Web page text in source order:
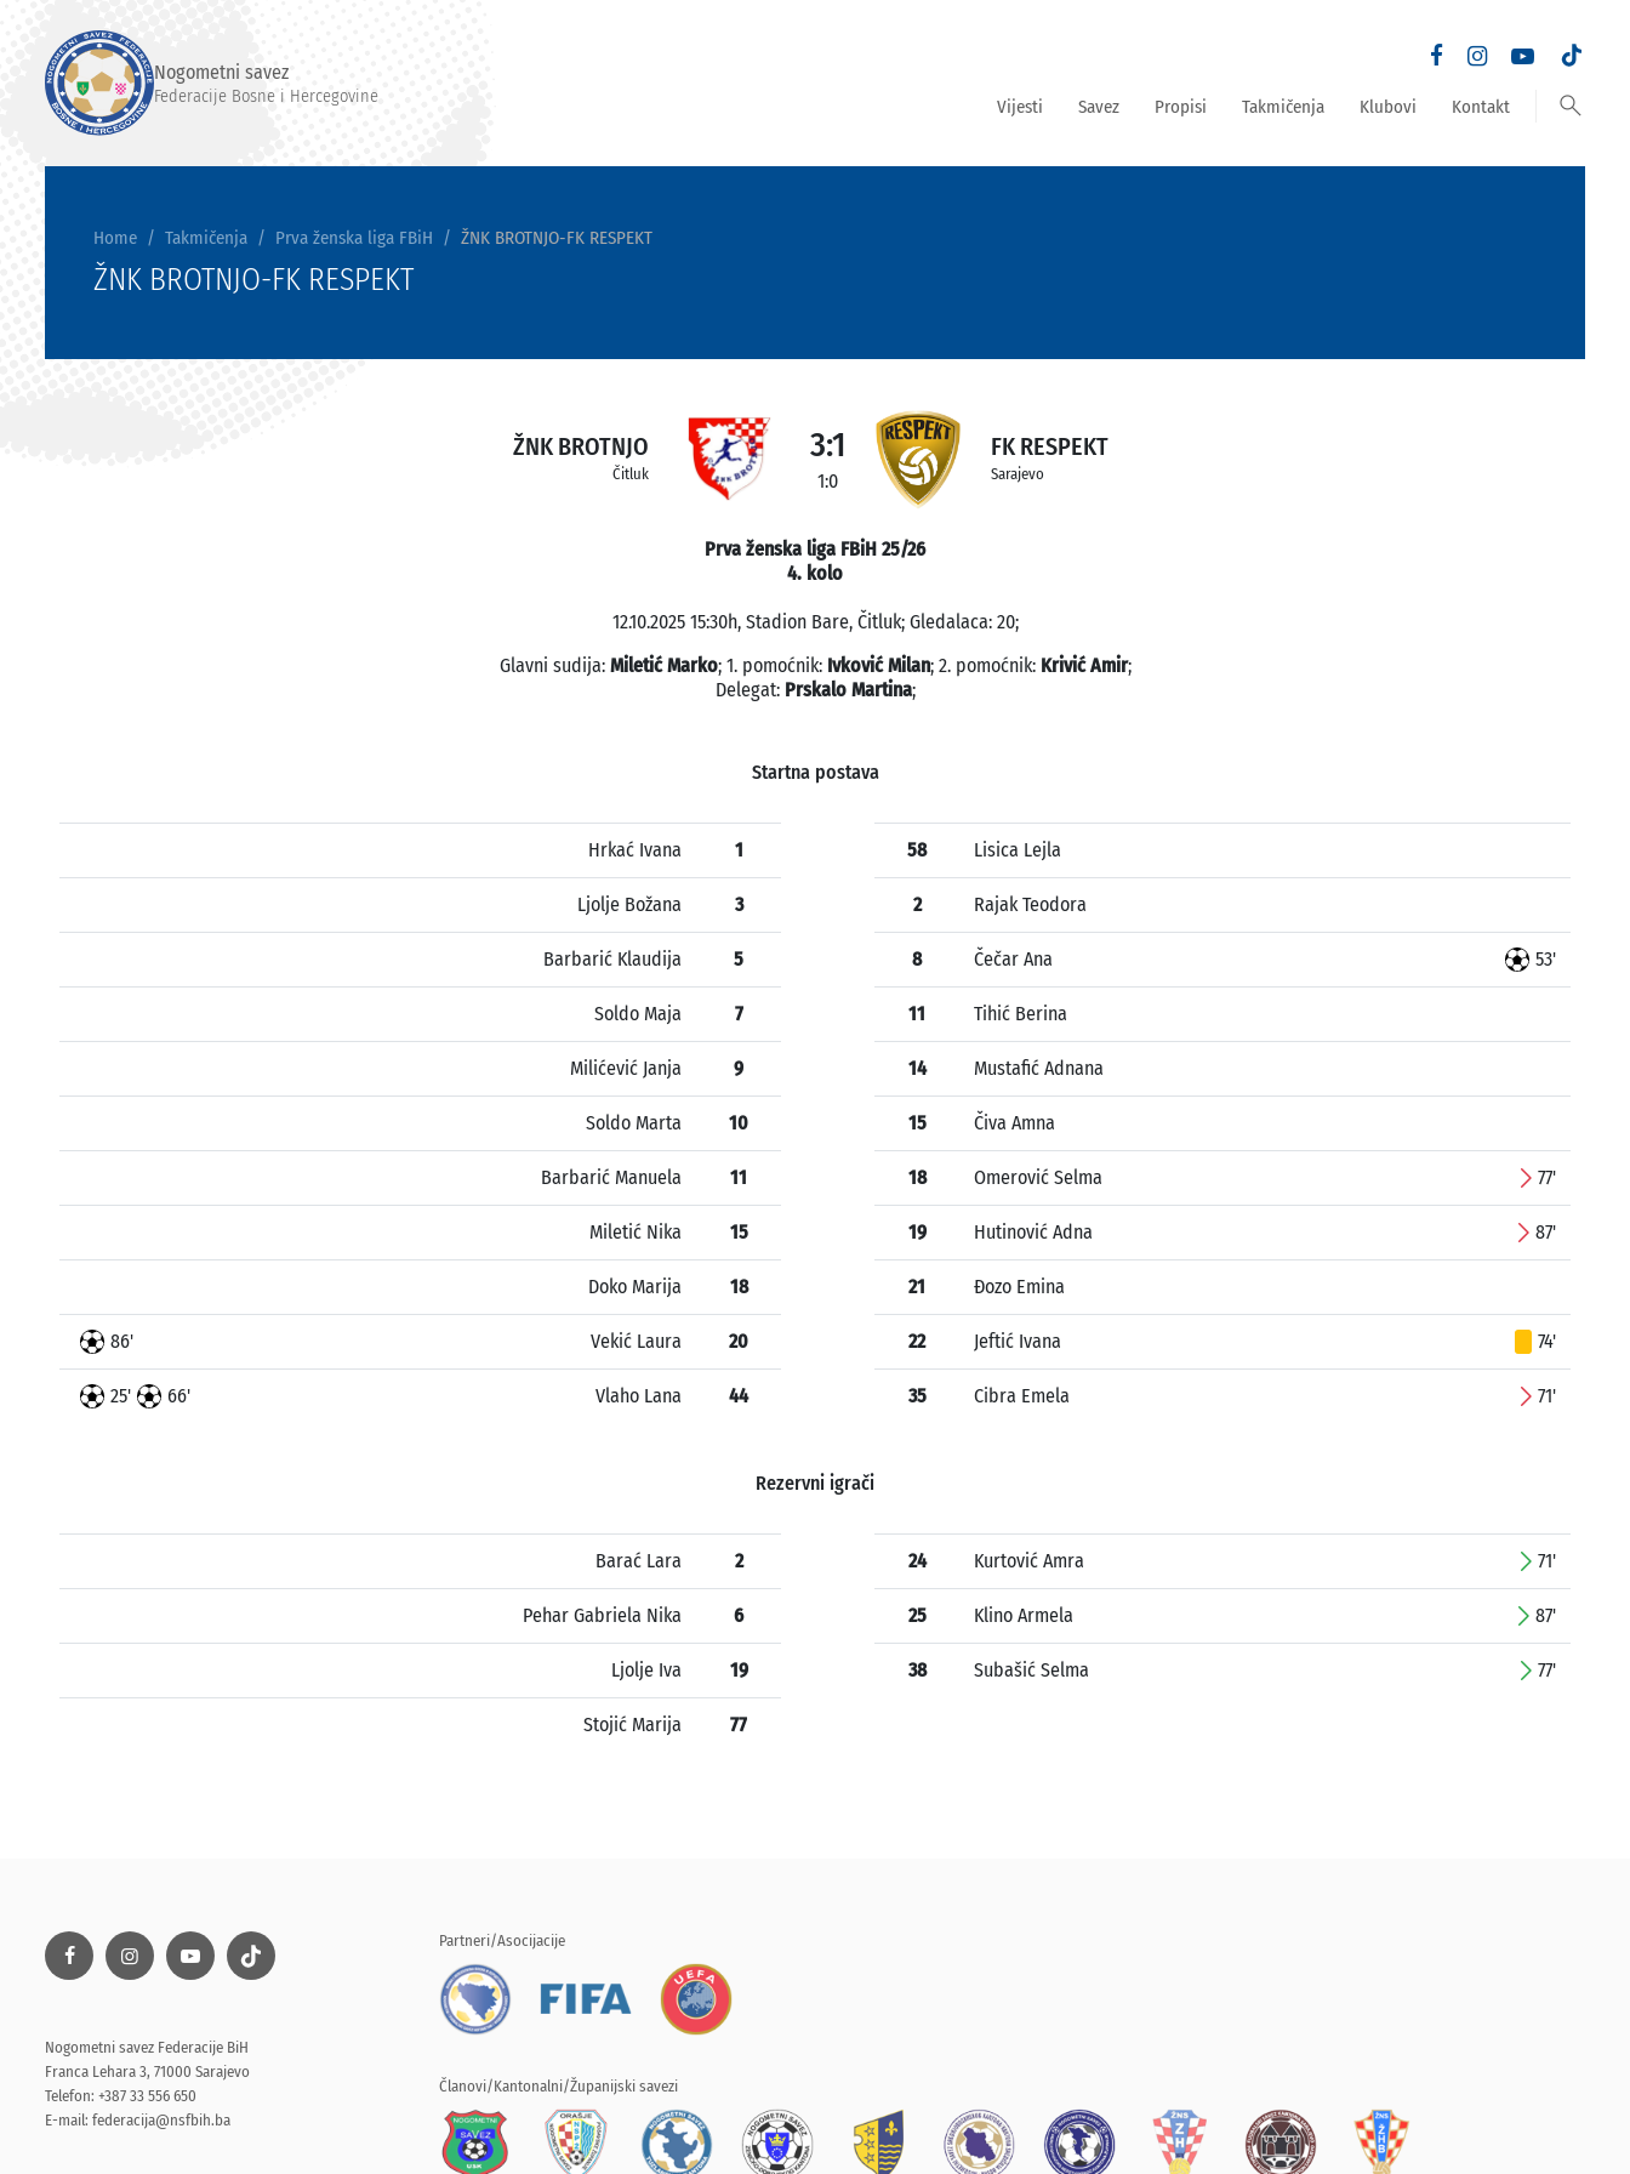
Nogometni savez
Federacije Bosne i Hercegovine Vijesti Savez Propisi Takmičenja Klubovi Kontakt search
Home Takmičenja Prva ženska liga FBiH ŽNK BROTNJO-FK RESPEKT
ŽNK BROTNJO-FK RESPEKT
ŽNK BROTNJO
Čitluk
3:1
1:0
FK RESPEKT
Sarajevo
Prva ženska liga FBiH 25/26
4. kolo
12.10.2025 15:30h, Stadion Bare, Čitluk; Gledalaca: 20;
Glavni sudija: Miletić Marko; 1. pomoćnik: Ivković Milan; 2. pomoćnik: Krivić Amir;
Delegat: Prskalo Martina;
Startna postava
Hrkać Ivana 1
Ljolje Božana 3
Barbarić Klaudija 5
Soldo Maja 7
Milićević Janja 9
Soldo Marta 10
Barbarić Manuela 11
Miletić Nika 15
Doko Marija 18
86' Vekić Laura 20
25' 66' Vlaho Lana 44
58 Lisica Lejla
2 Rajak Teodora
8 Čečar Ana 53'
11 Tihić Berina
14 Mustafić Adnana
15 Čiva Amna
18 Omerović Selma 77'
19 Hutinović Adna 87'
21 Đozo Emina
22 Jeftić Ivana 74'
35 Cibra Emela 71'
Rezervni igrači
Barać Lara 2
Pehar Gabriela Nika 6
Ljolje Iva 19
Stojić Marija 77
24 Kurtović Amra 71'
25 Klino Armela 87'
38 Subašić Selma 77'
Nogometni savez Federacije BiH
Franca Lehara 3, 71000 Sarajevo
Telefon: +387 33 556 650
E-mail: federacija@nsfbih.ba
Partneri/Asocijacije
Članovi/Kantonalni/Županijski savezi